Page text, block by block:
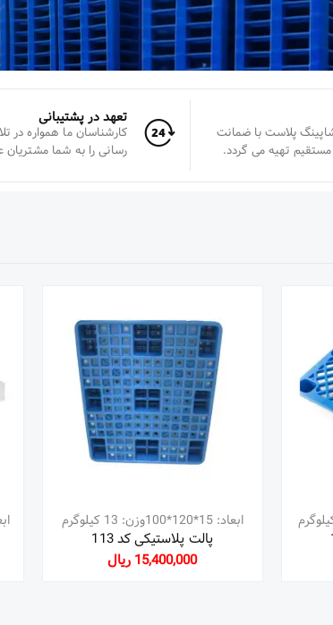
پلاست با ضمانت
تهیه می گردد.
تعهد در پشتیبانی
کارشناسان ما همواره در
رسانی را به شما مشتریان
ابعاد: ابعاد: 15*120*100وزن: 13 کیلوگرم
پالت پلاستیکی کد 113
15,400,000 ریال